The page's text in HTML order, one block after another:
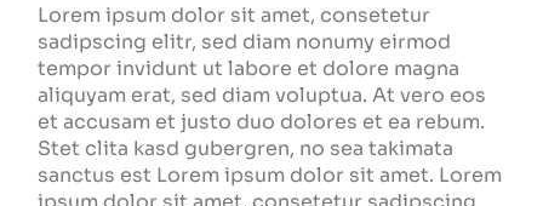
Lorem ipsum dolor sit amet, consetetur
sadipscing elitr, sed diam nonumy eirmod
tempor invidunt ut labore et dolore magna
aliquyam erat, sed diam voluptua. At vero eos
et accusam et justo duo dolores et ea rebum.
Stet clita kasd gubergren, no sea takimata
sanctus est Lorem ipsum dolor sit amet. Lorem